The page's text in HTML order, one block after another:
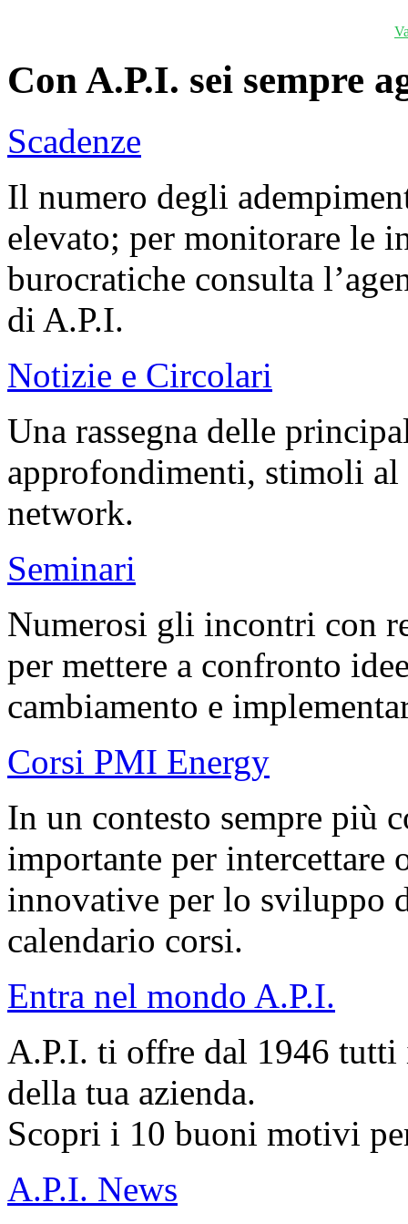
Con A.P.I. sei sempre
Scadenze
Il numero degli
elevato; per monitorare le
burocratiche consulta
di A.P.I.
Notizie e Circolari
Una rassegna delle
approfondimenti, stimoli al
network.
Seminari
Numerosi gli incontri con
per mettere a confronto
cambiamento e
Corsi PMI Energy
In un contesto sempre più
importante per intercettare
innovative per lo sviluppo
calendario corsi.
Entra nel mondo A.P.I.
A.P.I. ti offre dal 1946 tutti
della tua azienda.
Scopri i 10 buoni motivi
A.P.I. News